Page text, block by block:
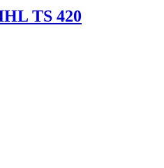
TS 420